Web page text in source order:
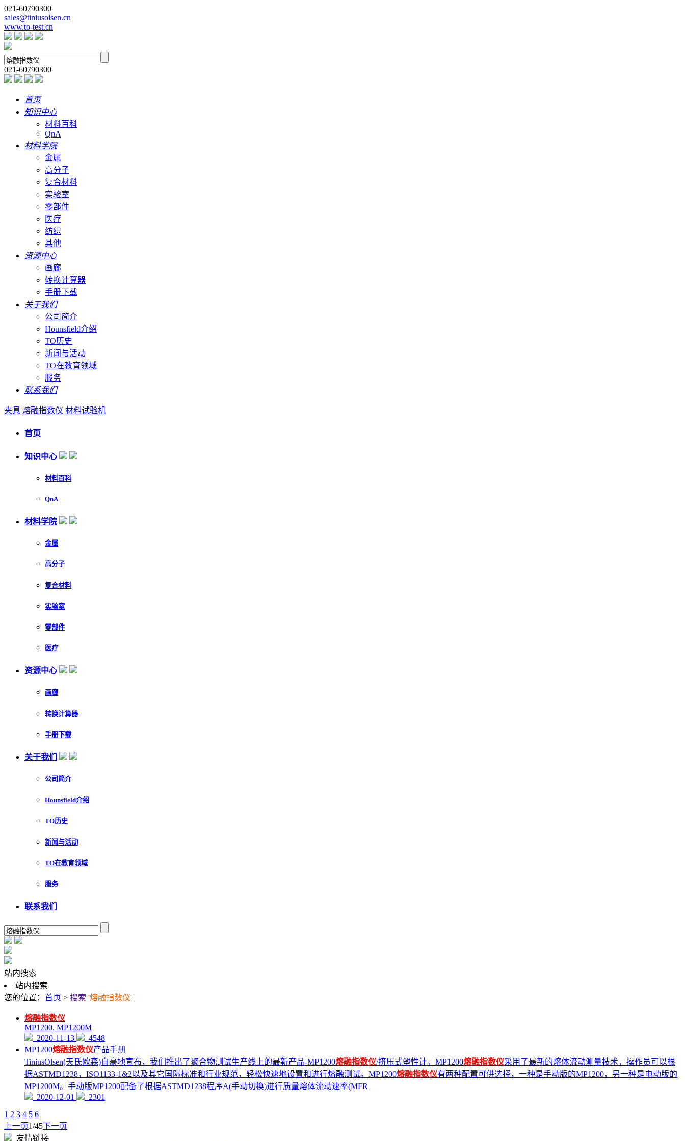
021-60790300
sales@tiniusolsen.cn
www.to-test.cn
021-60790300
首页
知识中心
材料百科
QnA
材料学院
金属
高分子
复合材料
实验室
零部件
医疗
纺织
其他
资源中心
画廊
转换计算器
手册下载
关于我们
公司简介
Hounsfield介绍
TO历史
新闻与活动
TO在教育领域
服务
联系我们
夹具 熔融指数仪 材料试验机
首页
知识中心
材料百科
QnA
材料学院
金属
高分子
复合材料
实验室
零部件
医疗
资源中心
画廊
转换计算器
手册下载
关于我们
公司简介
Hounsfield介绍
TO历史
新闻与活动
TO在教育领域
服务
联系我们
站内搜索
站内搜索
您的位置： 首页 > 搜索 '熔融指数仪'
熔融指数仪
MP1200, MP1200M
2020-11-13
4548
MP1200熔融指数仪产品手册
TiniusOlsen(天氏欧森)自豪地宣布，我们推出了聚合物测试生产线上的最新产品-MP1200熔融指数仪/挤压式塑性计。MP1200熔融指数仪采用了最新的熔体流动测量技术，操作员可以根
据ASTMD1238，ISO1133-1&2以及其它国际标准和行业规范，轻松快速地设置和进行熔融测试。MP1200熔融指数仪有两种配置可供选择，一种是手动版的MP1200，另一种是电动版的
MP1200M。手动版MP1200配备了根据ASTMD1238程序A(手动切换)进行质量熔体流动速率(MFR
2020-12-01
2301
1 2 3 4 5 6
上一页1/45下一页
友情链接